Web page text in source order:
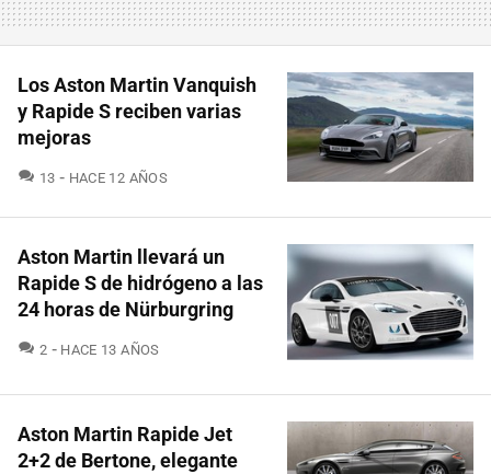
Los Aston Martin Vanquish
y Rapide S reciben varias
mejoras
13 COMENTARIOS
HACE 12 AÑOS
Aston Martin llevará un
Rapide S de hidrógeno a las
24 horas de Nürburgring
2 COMENTARIOS
HACE 13 AÑOS
Aston Martin Rapide Jet
2+2 de Bertone, elegante